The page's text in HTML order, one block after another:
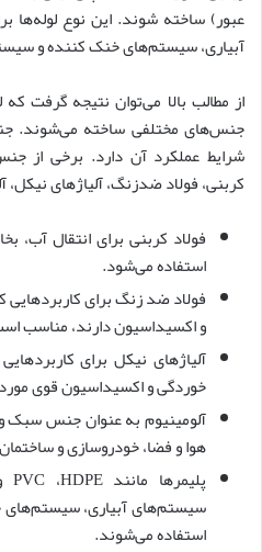
عبور) ساخته شوند. این نوع لوله‌ها
آبیاری، سیستم‌های خنک کننده و
از مطالب بالا می‌توان نتیجه گرفت
جنس‌های مختلفی ساخته می‌شوند.
شرایط عملکرد آن دارد. برخی از
کربنی، فولاد ضدزنگ، آلیاژهای
فولاد کربنی برای انتقال آب،
استفاده می‌شود.
فولاد ضد زنگ برای کاربردهایی
و اکسیداسیون دارند، مناسب
آلیاژهای نیکل برای
خوردگی و اکسیداسیون قوی
آلومینیوم به عنوان جنس سبک
هوا و فضا، خودروسازی و
سیستم‌های آبیاری،
استفاده می‌شوند.